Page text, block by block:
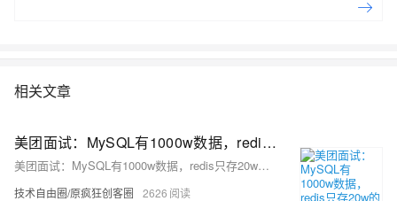
RDS（Relational Database Service）是一种稳定可靠、可弹性伸缩的在
相关文章
美团面试：MySQL有1000w数据，redis只存20w的数据，如何做 缓存 设计？
美团面试：MySQL有1000w数据，redis只存20w的数据，如何做 缓存 设计？
技术自由圈/原疯狂创客圈 2626